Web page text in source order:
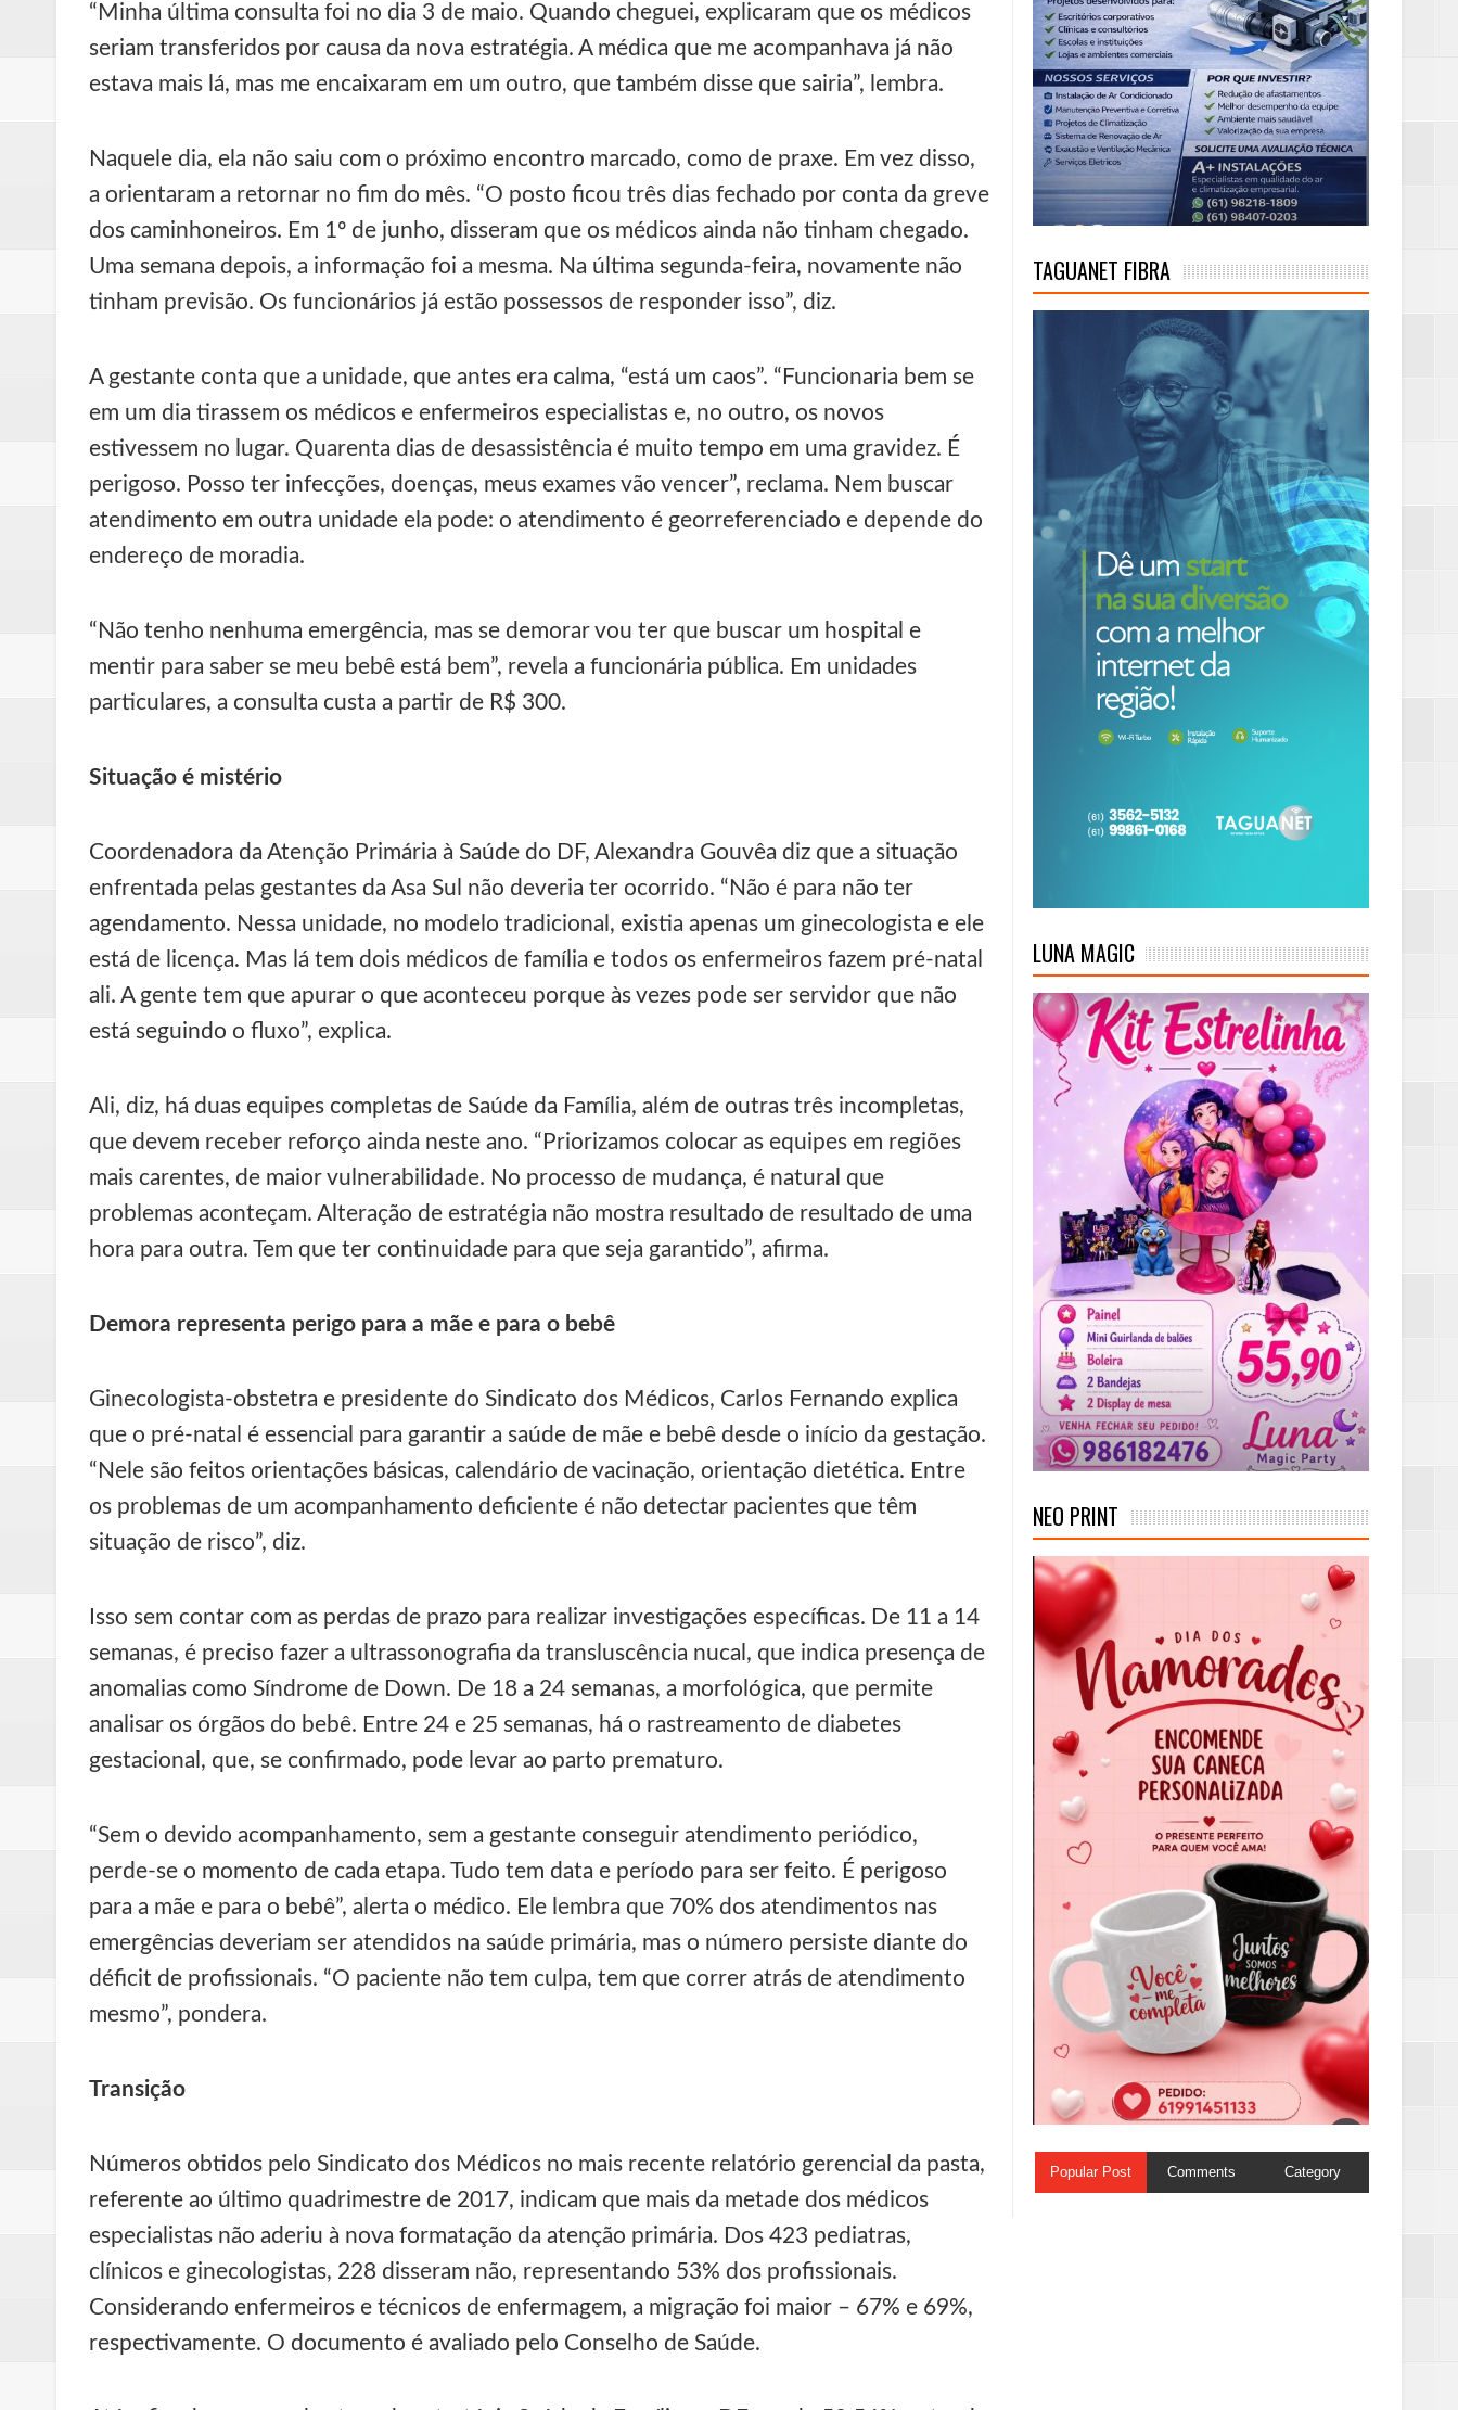
“Minha última consulta foi no dia 3 de maio. Quando cheguei, explicaram que os médicos
seriam transferidos por causa da nova estratégia. A médica que me acompanhava já não
estava mais lá, mas me encaixaram em um outro, que também disse que sairia”, lembra.
Naquele dia, ela não saiu com o próximo encontro marcado, como de praxe. Em vez disso,
a orientaram a retornar no fim do mês. “O posto ficou três dias fechado por conta da greve
dos caminhoneiros. Em 1º de junho, disseram que os médicos ainda não tinham chegado.
Uma semana depois, a informação foi a mesma. Na última segunda-feira, novamente não
tinham previsão. Os funcionários já estão possessos de responder isso”, diz.
A gestante conta que a unidade, que antes era calma, “está um caos”. “Funcionaria bem se
em um dia tirassem os médicos e enfermeiros especialistas e, no outro, os novos
estivessem no lugar. Quarenta dias de desassistência é muito tempo em uma gravidez. É
perigoso. Posso ter infecções, doenças, meus exames vão vencer”, reclama. Nem buscar
atendimento em outra unidade ela pode: o atendimento é georreferenciado e depende do
endereço de moradia.
“Não tenho nenhuma emergência, mas se demorar vou ter que buscar um hospital e
mentir para saber se meu bebê está bem”, revela a funcionária pública. Em unidades
particulares, a consulta custa a partir de R$ 300.
Situação é mistério
Coordenadora da Atenção Primária à Saúde do DF, Alexandra Gouvêa diz que a situação
enfrentada pelas gestantes da Asa Sul não deveria ter ocorrido. “Não é para não ter
agendamento. Nessa unidade, no modelo tradicional, existia apenas um ginecologista e ele
está de licença. Mas lá tem dois médicos de família e todos os enfermeiros fazem pré-natal
ali. A gente tem que apurar o que aconteceu porque às vezes pode ser servidor que não
está seguindo o fluxo”, explica.
Ali, diz, há duas equipes completas de Saúde da Família, além de outras três incompletas,
que devem receber reforço ainda neste ano. “Priorizamos colocar as equipes em regiões
mais carentes, de maior vulnerabilidade. No processo de mudança, é natural que
problemas aconteçam. Alteração de estratégia não mostra resultado de resultado de uma
hora para outra. Tem que ter continuidade para que seja garantido”, afirma.
Demora representa perigo para a mãe e para o bebê
Ginecologista-obstetra e presidente do Sindicato dos Médicos, Carlos Fernando explica
que o pré-natal é essencial para garantir a saúde de mãe e bebê desde o início da gestação.
“Nele são feitos orientações básicas, calendário de vacinação, orientação dietética. Entre
os problemas de um acompanhamento deficiente é não detectar pacientes que têm
situação de risco”, diz.
Isso sem contar com as perdas de prazo para realizar investigações específicas. De 11 a 14
semanas, é preciso fazer a ultrassonografia da transluscência nucal, que indica presença de
anomalias como Síndrome de Down. De 18 a 24 semanas, a morfológica, que permite
analisar os órgãos do bebê. Entre 24 e 25 semanas, há o rastreamento de diabetes
gestacional, que, se confirmado, pode levar ao parto prematuro.
“Sem o devido acompanhamento, sem a gestante conseguir atendimento periódico,
perde-se o momento de cada etapa. Tudo tem data e período para ser feito. É perigoso
para a mãe e para o bebê”, alerta o médico. Ele lembra que 70% dos atendimentos nas
emergências deveriam ser atendidos na saúde primária, mas o número persiste diante do
déficit de profissionais. “O paciente não tem culpa, tem que correr atrás de atendimento
mesmo”, pondera.
Transição
Números obtidos pelo Sindicato dos Médicos no mais recente relatório gerencial da pasta,
referente ao último quadrimestre de 2017, indicam que mais da metade dos médicos
especialistas não aderiu à nova formatação da atenção primária. Dos 423 pediatras,
clínicos e ginecologistas, 228 disseram não, representando 53% dos profissionais.
Considerando enfermeiros e técnicos de enfermagem, a migração foi maior – 67% e 69%,
respectivamente. O documento é avaliado pelo Conselho de Saúde.
TAGUANET FIBRA
LUNA MAGIC
NEO PRINT
Popular Post Comments Category